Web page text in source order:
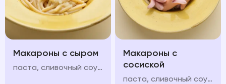
Макароны с сыром
паста, сливочный соус, пармезан
Макароны с
сосиской
паста, сливочный соус, молочные сосиски, пармезан